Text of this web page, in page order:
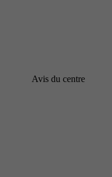
Avis du centre